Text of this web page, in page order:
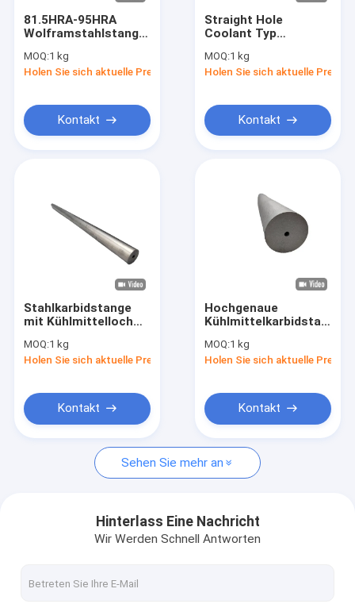
Über uns
Werksbesichtigung
mit einem Gehalt an Kohlenwasserstoffen von mehr als 85
Hartmetall Rod
Karbid-T-Stab
Karbidstange mit Kühlmittelloch
81.5HRA-95HRA
Wolframstahlstange
MOQ:1 kg
Holen Sie sich aktuelle Preis
Kontakt
Straight Hole
Coolant Typ
MOQ:1 kg
Holen Sie sich aktuelle Preis
Kontakt
Stahlkarbidstange
mit Kühlmittelloch
MOQ:1 kg
Holen Sie sich aktuelle Preis
Kontakt
Hochgenaue
Kühlmittelkarbidstange
Kühlmittellöchern
MOQ:1 kg
Holen Sie sich aktuelle Preis
Kontakt
Sehen Sie mehr an
Hinterlass Eine Nachricht
Wir Werden Schnell Antworten